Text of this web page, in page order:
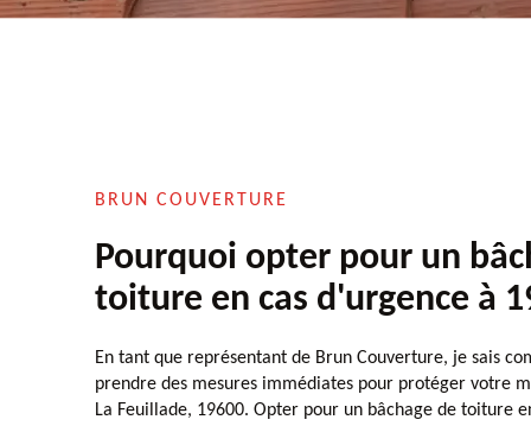
BRUN COUVERTURE
Pourquoi opter pour un
toiture en cas d'urgence à
En tant que représentant de Brun Couverture, je sais
prendre des mesures immédiates pour protéger votre
La Feuillade, 19600. Opter pour un bâchage de toiture